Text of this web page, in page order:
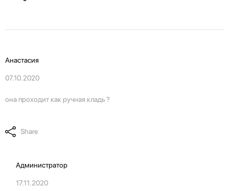
Анастасия
07.10.2020
она проходит как ручная кладь ?
Share
Администратор
17.11.2020